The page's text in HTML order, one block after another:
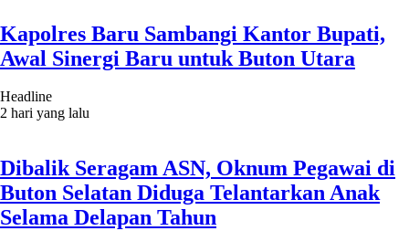
Kapolres Baru Sambangi Kantor Bupati,
Awal Sinergi Baru untuk Buton Utara
Headline
2 hari yang lalu
Dibalik Seragam ASN, Oknum Pegawai di
Buton Selatan Diduga Telantarkan Anak
Selama Delapan Tahun